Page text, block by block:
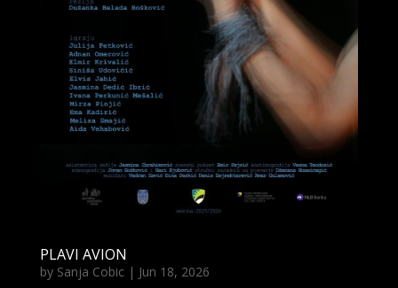
PLAVI AVION
by Sanja Cobic| Jun 18, 2026